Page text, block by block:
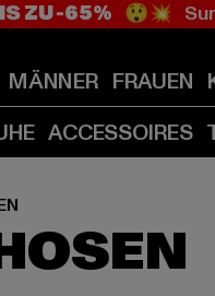
ZU -65% 😲💥
MÄNNER FRAUEN
ACCESSOIRES